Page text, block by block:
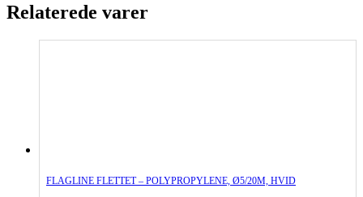
Relaterede varer
FLAGLINE FLETTET – POLYPROPYLENE, Ø5/20M, HVID